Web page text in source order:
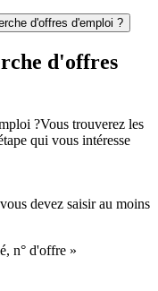
d'offres d'emploi ?
d'offres
?Vous trouverez les
qui vous intéresse
devez saisir au moins
n° d'offre »